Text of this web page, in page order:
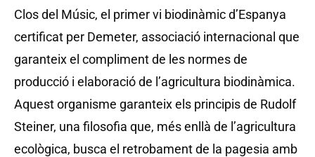
Clos del Músic, el primer vi biodinàmic d’Espanya
certificat per Demeter, associació internacional que
garanteix el compliment de les normes de
producció i elaboració de l’agricultura biodinàmica.
Aquest organisme garanteix els principis de Rudolf
Steiner, una filosofia que, més enllà de l’agricultura
ecològica, busca el retrobament de la pagesia amb